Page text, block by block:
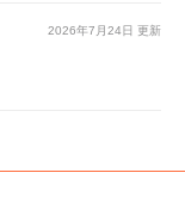
2026年7月24日 更新